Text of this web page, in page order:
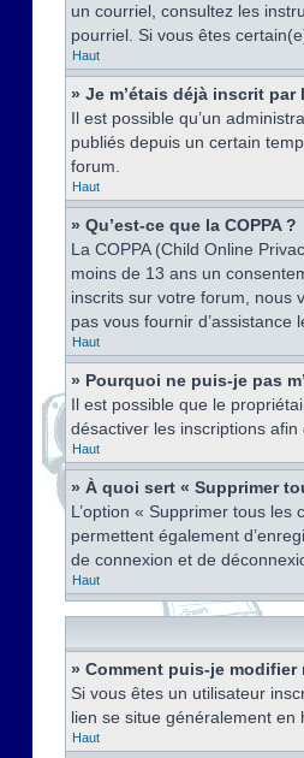
un courriel, consultez les
pourriel. Si vous êtes
Haut
» Je m’étais déjà inscrit
Il est possible qu’un
publiés depuis un certain
forum.
Haut
» Qu’est-ce que la COPPA ?
La COPPA (Child Online
moins de 13 ans un
inscrits sur votre forum, nous
pas vous fournir d’assistance
Haut
» Pourquoi ne puis-je pas
Il est possible que le
désactiver les inscriptions afin
Haut
» À quoi sert « Supprimer
L’option « Supprimer tous
permettent également
de connexion et de
Haut
» Comment puis-je modifier
Si vous êtes un utilisateur
lien se situe généralement
Haut